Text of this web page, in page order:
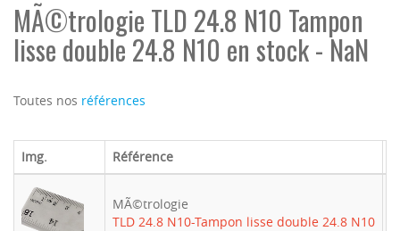
MÃ©trologie TLD 24.8 N10 Tampon
lisse double 24.8 N10 en stock - NaN
Toutes nos références
Img. Référence
MÃ©trologie
TLD 24.8 N10-Tampon lisse double 24.8 N10